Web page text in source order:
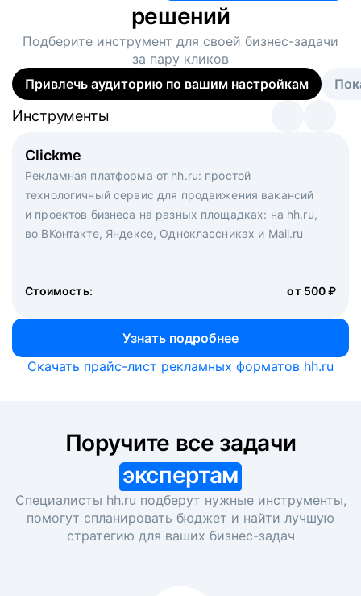
решений
Подберите инструмент для своей бизнес-задачи
за пару кликов
Привлечь аудиторию по вашим настройкам
Clickme
Рекламная платформа от hh.ru: простой
технологичный сервис для продвижения вакансий
и проектов бизнеса на разных площадках: на hh.ru,
во ВКонтакте, Яндексе, Одноклассниках и Mail.ru
Стоимость: от 500 ₽
Узнать подробнее
Инструменты
Вакансия дня
Рекламный формат для вакансий на главной странице
hh.ru. Увеличивает количество откликов
Инструменты
Массовый подбор под ключ. Решите, сколько
кандидатов и когда вам нужно, и за дело возьмутся
маркетологи, рекрутеры и проектные менеджеры
hh.ru с целым набором digital-инструментов
Инструменты
Скачать прайс-лист рекламных форматов hh.ru
экспертам
Специалисты hh.ru подберут нужные инструменты,
помогут спланировать бюджет и найти лучшую
стратегию для ваших бизнес-задач